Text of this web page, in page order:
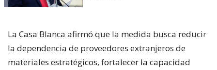
La Casa Blanca afirmó que la medida busca reducir
la dependencia de proveedores extranjeros de
materiales estratégicos, fortalecer la capacidad